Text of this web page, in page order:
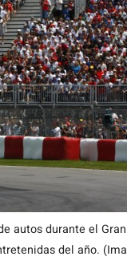
autos durante el
del año.